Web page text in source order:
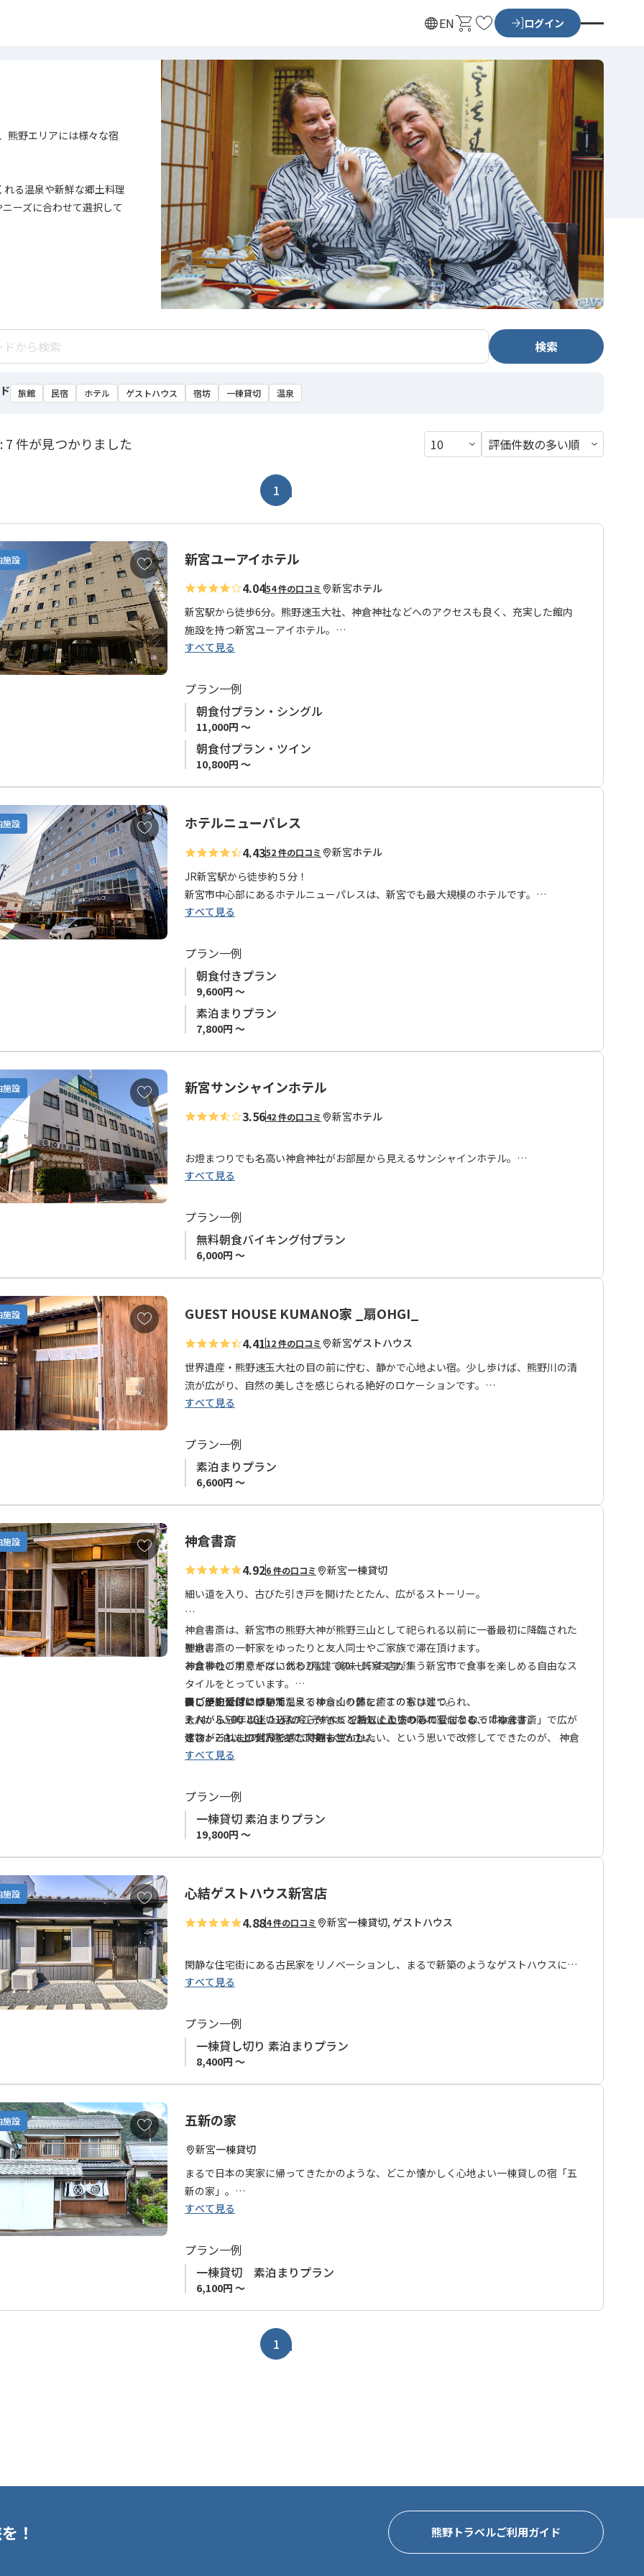
ENカ
ト
お
に
入
り
ログイン
熊野エリアには様々な宿
る温泉や新鮮な郷土料理
ーズに合わせて選択して
検索
旅館 民宿 ホテル ゲストハウス 宿坊 一棟貸切 温泉
7 件が見つかりました
1
施設
お
気
に
入
り
に
追
加
新宮ユーアイホテル
4.0454 件の口コミ 新宮ホテル
新宮駅から徒歩6分。熊野速玉大社、神倉神社などへのアクセスも良く、充実した館内
施設を持つ新宮ユーアイホテル。
お部屋は広々としてゆったりくつろいでいただける空間となっております。
などお楽しみいただけます。
また、鯨料理や郷土料理、紀州熊野地酒も堪能していただける居酒屋もございます。
ビジネス・観光・一人旅に、是非ご利用下さい。
※感染症対策に伴い、お食事内容が予告なく変更になる場合があります。
予めご了承ください。
すべて見る
プラン一例
朝食付プラン・シングル
11,000円 ～
朝食付プラン・ツイン
10,800円 ～
施設
お
気
に
入
り
に
追
加
ホテルニューパレス
4.4352 件の口コミ 新宮ホテル
JR新宮駅から徒歩約５分！
新宮市中心部にあるホテルニューパレスは、新宮でも最大規模のホテルです。
商店街のなかに位置しておりますので、お買い物やお食事も大変便利な場所にありま
徒歩15分圏内には、熊野速玉大社、丹鶴城跡、浮島の森、徐福の墓がありミニ散策もで
きます。
大浴場もありますので、観光やお仕事で疲れた体をゆっくりと癒やしてください。
熊野古道ウォークに新宮観光、ビジネスにおすすめのホテルです。
◆ご注意ください◆
ゴールデンウィーク、お盆、年末年始期間中、素泊まりプランの予約受付はしておりま
すべて見る
プラン一例
朝食付きプラン
9,600円 ～
素泊まりプラン
7,800円 ～
施設
お
気
に
入
り
に
追
加
新宮サンシャインホテル
3.5642 件の口コミ 新宮ホテル
お燈まつりでも名高い神倉神社がお部屋から見えるサンシャインホテル。
新宮駅から徒歩6分。コンビニ、飲食店が近くにあり何かと便利。
インターネット環境（有線ＬＡＮ）を全室完備、朝食無料サービス、レンタル自転車無
料貸出もあり、談話室には共用パソコンや漫画も多数あります。
ビジネスのリピーターからも好評で、リーズナブルな宿泊料金となっております。
すべて見る
プラン一例
無料朝食バイキング付プラン
6,000円 ～
施設
お
気
に
入
り
に
追
加
GUEST HOUSE KUMANO家 _扇OHGI_
4.4112 件の口コミ 新宮ゲストハウス
世界遺産・熊野速玉大社の目の前に佇む、静かで心地よい宿。少し歩けば、熊野川の清
流が広がり、自然の美しさを感じられる絶好のロケーションです。
快適な滞在をサポートするために、無料Wi-Fi・専用駐車場を完備。全室エアコン付き
2階の窓から望む熊野川の景色を楽しみながら、ゆったりとしたひとときをお過ごしく
ださい。
◆当館は12歳未満のお客様はご利用いただけません。
◆素泊まりプランのみの販売です。新宮市内のレストラン、コンビニエンスストア等を
すべて見る
プラン一例
素泊まりプラン
6,600円 ～
施設
お
気
に
入
り
に
追
加
神倉書斎
4.926 件の口コミ 新宮一棟貸切
細い道を入り、古びた引き戸を開けたとたん、広がるストーリー。
神倉書斎は、新宮市の熊野大神が熊野三山として祀られる以前に一番最初に降臨された
聖地、
神倉神社のすぐそばにある2階建ての一軒家です。
長い歴史と深い緑をたたえる神倉山の麓に、この家は建てられ、
それから50年以上たった今、すべてを新しく上塗りしてしまうのではなく、
建物がこれまで刻んできた時間も生かしたい、という思いで改修してできたのが、 神倉
書斎です。
ちりばめられています。
岩石学者が研究している不思議な石たち、研究書物、机、誰かにあてた手紙…。
この神倉書斎に滞在する人は、自由に中のものを見たり触ったりすることができます。
岩石学者が散策している新宮の街を自分もふらり散策しながら、書斎に戻って、ストー
リーを追体験。
石探しから帰ってくるかもしれない。
神倉書斎の一軒家をゆったりと友人同士やご家族で滞在頂けます。
お食事のご用意がない代わりに、美味しいお店が集う新宮市で食事を楽しめる自由なス
タイルをとっています。
少し足を延ばせば勝浦温泉でゆっくり体を癒すのもひとつ。
大人がふらりと迷い込んだら、きっとお気に入りの隠れ家になる、「神倉書斎」で広が
るストーリーの世界を感じてみませんか。
現在 お宿都合により宿泊可能人数を2名に制限しております
■ご予約受付について
3、4、5、9、10、11月のご予約は、2泊以上の方のみの受付となっています。
ぜひ、2泊以上のご連泊でご検討ください。
すべて見る
プラン一例
一棟貸切 素泊まりプラン
19,800円 ～
施設
お
気
に
入
り
に
追
加
心結ゲストハウス新宮店
4.884 件の口コミ 新宮一棟貸切, ゲストハウス
閑静な住宅街にある古民家をリノベーションし、まるで新築のようなゲストハウスに生
まれ変わりました。
一棟貸切のため、他のお客様に気を遣うことなく、自宅でくつろいでいるかのような安
心感があります。
女性同士のグループやお子様連れのご家族に特におすすめです。
心結ゲストハウス新宮店にご宿泊いただき、新宮の町並を散策をしてはいかがでしょう
か。
■チェックイン時のご注意
チェックインは16:00～18:00となっております。
上記時間外のチェックインはできません。予めご了承ください。
すべて見る
プラン一例
一棟貸し切り 素泊まりプラン
8,400円 ～
施設
お
気
に
入
り
に
追
加
五新の家
新宮一棟貸切
まるで日本の実家に帰ってきたかのような、どこか懐かしく心地よい一棟貸しの宿「五
新の家」。
熊野三山のひとつである「熊野速玉大社」や、「神倉神社」など、世界遺産が点在する
山・川・海の自然が日常のすぐそばにある静かな環境です。
宿から神倉神社までは徒歩15分、熊野速玉大社へも徒歩25分と、歴史ある熊野の神々に
出会えるロケーション。
さらに、夏には三輪崎海水浴場（車で約10分）や川遊びも楽しめるなど、四季折々の自
然体験も魅力のひとつ。
すべて見る
プラン一例
一棟貸切 素泊まりプラン
6,100円 ～
1
！ 熊野トラベルご利用ガイド